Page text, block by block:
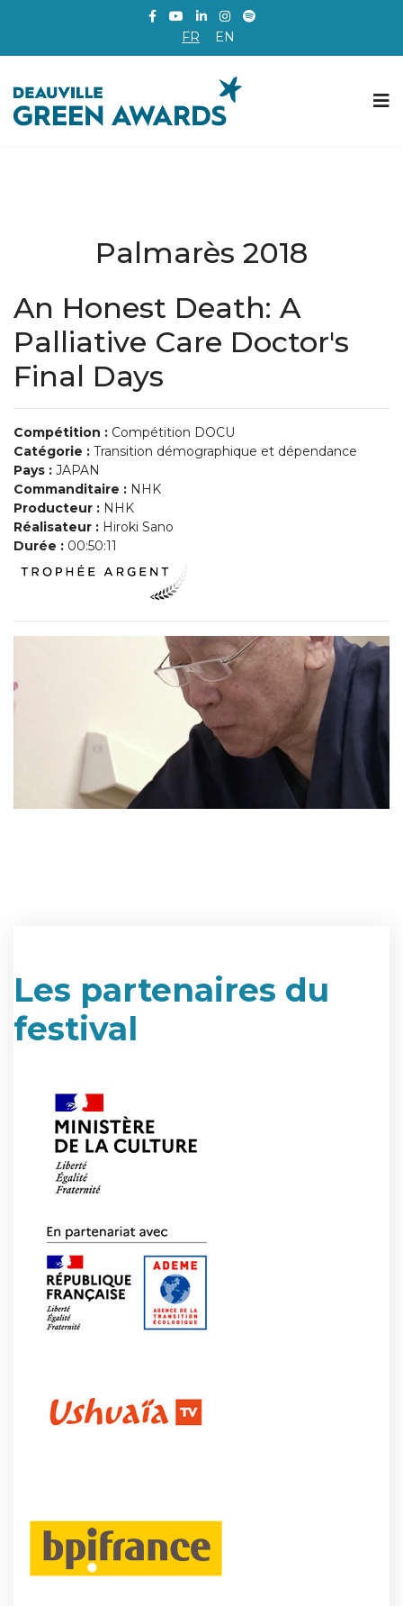
FR EN
Palmarès 2018
An Honest Death: A
Palliative Care Doctor's
Final Days
Compétition : Compétition DOCU
Catégorie : Transition démographique et dépendance
Pays : JAPAN
Commanditaire : NHK
Producteur : NHK
Réalisateur : Hiroki Sano
Durée : 00:50:11
Les partenaires du
festival